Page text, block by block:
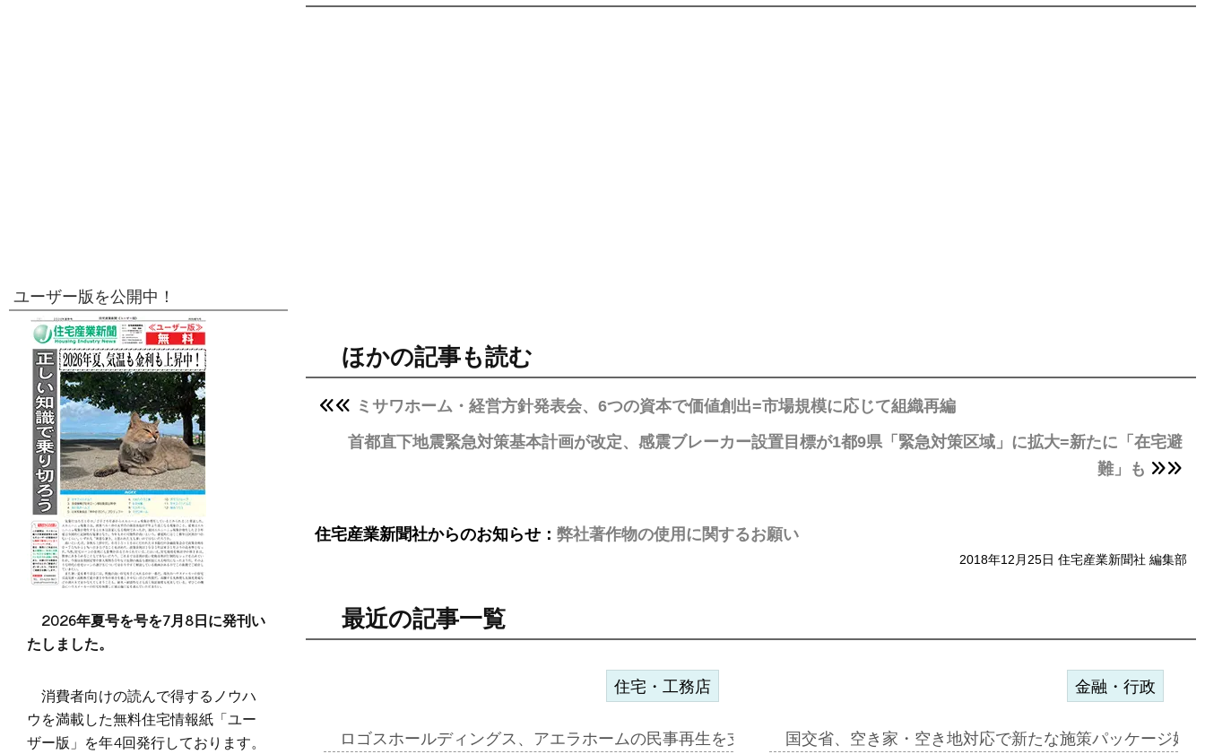
ほかの記事も読む
ミサワホーム・経営方針発表会、6つの資本で価値創出=市場規模に応じて組織再編
首都直下地震緊急対策基本計画が改定、感震ブレーカー設置目標が1都9県「緊急対策区域」に拡大=新たに「在宅避
難」も
住宅産業新聞社からのお知らせ： 弊社著作物の使用に関するお願い
2018年12月25日 住宅産業新聞社 編集部
最近の記事一覧
住宅・工務店
ロゴスホールディングス、アエラホームの民事再生を支援=スポンサー契約…
金融・行政
国交省、空き家・空き地対応で新たな施策パッケージ始
ユーザー版を公開中！
2026年夏号を号を7月8日に発刊い
たしました。
消費者向けの読んで得するノウハ
ウを満載した無料住宅情報紙「ユー
ザー版」を年4回発行しております。